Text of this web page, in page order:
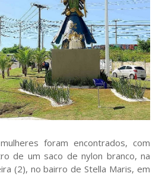
foram encontrados, com
de um saco de nylon branco, na
(2), no bairro de Stella Maris, em